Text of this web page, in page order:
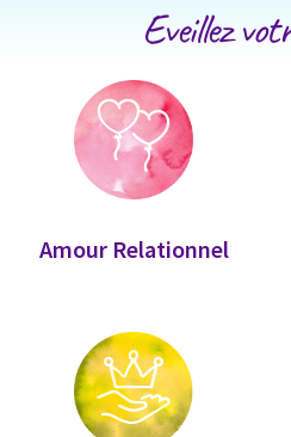
Eveillez
Amour Relationnel